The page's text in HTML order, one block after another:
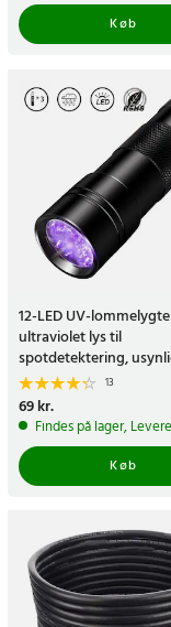
Køb
12-LED UV-
ultraviolet lys til
spotdetektering,
beskeder og sporing
13
Pris:69 kr.
69 kr.
Findes på lager,
Køb